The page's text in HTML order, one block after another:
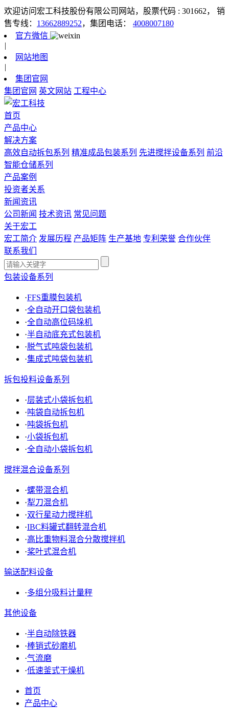
欢迎访问宏工科技股份有限公司网站，股票代码 : 301662，
销
售专线： 13662889252，集团电话： 4008007180
官方微信
|
网站地图
|
集团官网
集团官网 英文网站 工程中心
首页
产品中心
解决方案
高效自动拆包系列 精准成品包装系列 先进搅拌设备系列 前沿
智能仓储系列
产品案例
投资者关系
新闻资讯
公司新闻 技术资讯 常见问题
关于宏工
宏工简介 发展历程 产品矩阵 生产基地 专利荣誉 合作伙伴
联系我们
包装设备系列
·FFS重膜包装机
·全自动开口袋包装机
·全自动高位码垛机
·半自动底充式包装机
·脱气式吨袋包装机
·集成式吨袋包装机
拆包投料设备系列
·层装式小袋拆包机
·吨袋自动拆包机
·吨袋拆包机
·小袋拆包机
·全自动小袋拆包机
搅拌混合设备系列
·螺带混合机
·犁刀混合机
·双行星动力搅拌机
·IBC料罐式翻转混合机
·高比重物料混合分散搅拌机
·桨叶式混合机
输送配料设备
·多组分吸料计量秤
其他设备
·半自动除铁器
·棒销式砂磨机
·气流磨
·低速釜式干燥机
首页
产品中心